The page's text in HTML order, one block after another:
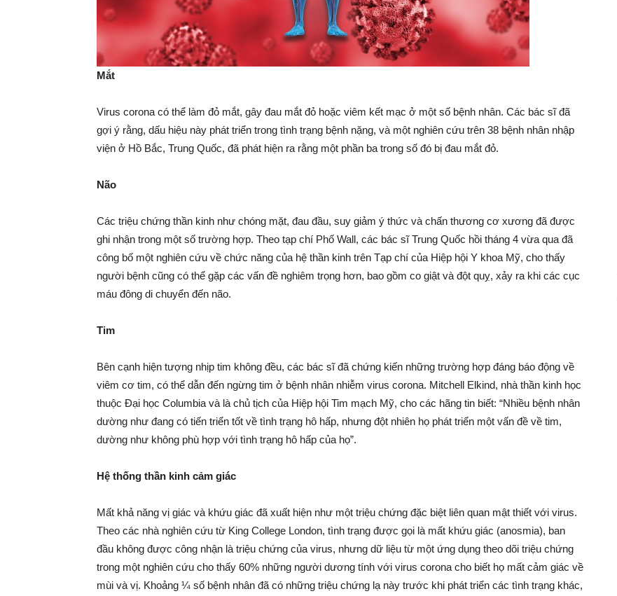
Mắt
Virus corona có thể làm đỏ mắt, gây đau mắt đỏ hoặc viêm kết mạc ở một số bệnh nhân. Các bác sĩ đã
gợi ý rằng, dấu hiệu này phát triển trong tình trạng bệnh nặng, và một nghiên cứu trên 38 bệnh nhân nhập
viện ở Hồ Bắc, Trung Quốc, đã phát hiện ra rằng một phần ba trong số đó bị đau mắt đỏ.
Não
Các triệu chứng thần kinh như chóng mặt, đau đầu, suy giảm ý thức và chấn thương cơ xương đã được
ghi nhận trong một số trường hợp. Theo tạp chí Phố Wall, các bác sĩ Trung Quốc hồi tháng 4 vừa qua đã
công bố một nghiên cứu về chức năng của hệ thần kinh trên Tạp chí của Hiệp hội Y khoa Mỹ, cho thấy
người bệnh cũng có thể gặp các vấn đề nghiêm trọng hơn, bao gồm co giật và đột quỵ, xảy ra khi các cục
máu đông di chuyển đến não.
Tim
Bên cạnh hiện tượng nhịp tim không đều, các bác sĩ đã chứng kiến những trường hợp đáng báo động về
viêm cơ tim, có thể dẫn đến ngừng tim ở bệnh nhân nhiễm virus corona. Mitchell Elkind, nhà thần kinh học
thuộc Đại học Columbia và là chủ tịch của Hiệp hội Tim mạch Mỹ, cho các hãng tin biết: “Nhiều bệnh nhân
dường như đang có tiến triển tốt về tình trạng hô hấp, nhưng đột nhiên họ phát triển một vấn đề về tim,
dường như không phù hợp với tình trạng hô hấp của họ”.
Hệ thống thần kinh cảm giác
Mất khả năng vị giác và khứu giác đã xuất hiện như một triệu chứng đặc biệt liên quan mật thiết với virus.
Theo các nhà nghiên cứu từ King College London, tình trạng được gọi là mất khứu giác (anosmia), ban
đầu không được công nhận là triệu chứng của virus, nhưng dữ liệu từ một ứng dụng theo dõi triệu chứng
trong một nghiên cứu cho thấy 60% những người dương tính với virus corona cho biết họ mất cảm giác về
mùi và vị. Khoảng ¼ số bệnh nhân đã có những triệu chứng lạ này trước khi phát triển các tình trạng khác,